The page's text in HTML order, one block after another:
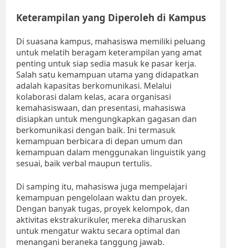
Keterampilan yang Diperoleh di Kampus
Di suasana kampus, mahasiswa memiliki peluang
untuk melatih beragam keterampilan yang amat
penting untuk siap sedia masuk ke pasar kerja.
Salah satu kemampuan utama yang didapatkan
adalah kapasitas berkomunikasi. Melalui
kolaborasi dalam kelas, acara organisasi
kemahasiswaan, dan presentasi, mahasiswa
disiapkan untuk mengungkapkan gagasan dan
berkomunikasi dengan baik. Ini termasuk
kemampuan berbicara di depan umum dan
kemampuan dalam menggunakan linguistik yang
sesuai, baik verbal maupun tertulis.
Di samping itu, mahasiswa juga mempelajari
kemampuan pengelolaan waktu dan proyek.
Dengan banyak tugas, proyek kelompok, dan
aktivitas ekstrakurikuler, mereka diharuskan
untuk mengatur waktu secara optimal dan
menangani beraneka tanggung jawab.